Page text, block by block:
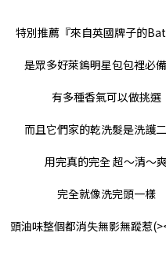
特別推薦 『來自英國牌子的
是眾多好萊鎢明星包包裡必
有多種香氣可以做挑選
而且它們家的乾洗髮是洗護
用完真的完全 超～清～爽
完全就像洗完頭一樣
頭油味整個都消失無影無蹤惹